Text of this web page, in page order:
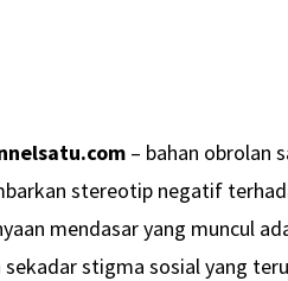
– bahan obrolan
stereotip negatif
mendasar yang muncul
sekadar stigma sosial yang